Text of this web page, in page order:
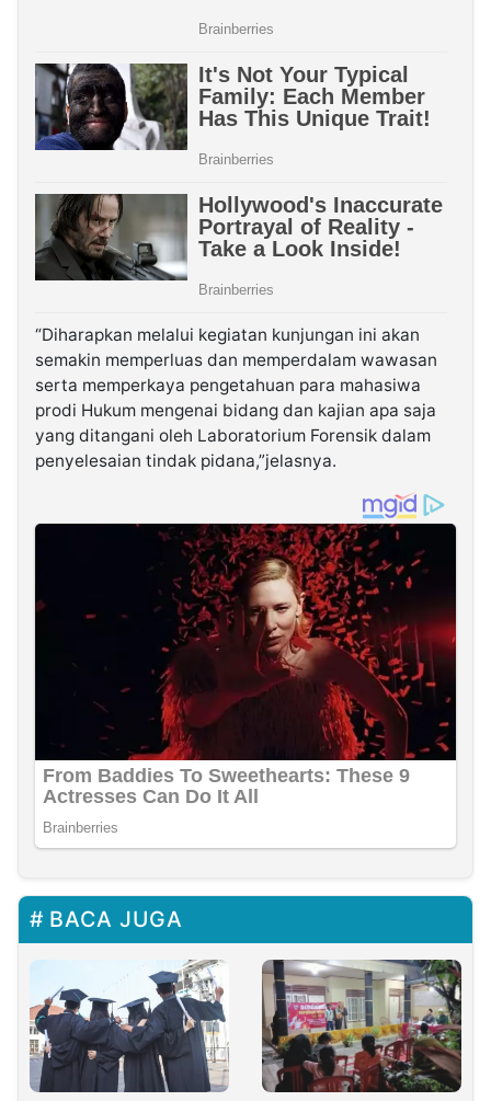
“Diharapkan melalui kegiatan kunjungan ini akan
semakin memperluas dan memperdalam wawasan
serta memperkaya pengetahuan para mahasiwa
prodi Hukum mengenai bidang dan kajian apa saja
yang ditangani oleh Laboratorium Forensik dalam
penyelesaian tindak pidana,”jelasnya.
BACA JUGA